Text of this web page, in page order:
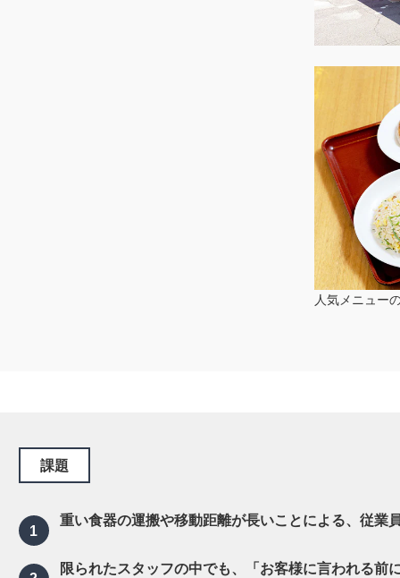
人気メニュー
課題
重い食器の運搬や移動距離が長いことによる、従業
限られたスタッフの中でも、「お客様に言われる前